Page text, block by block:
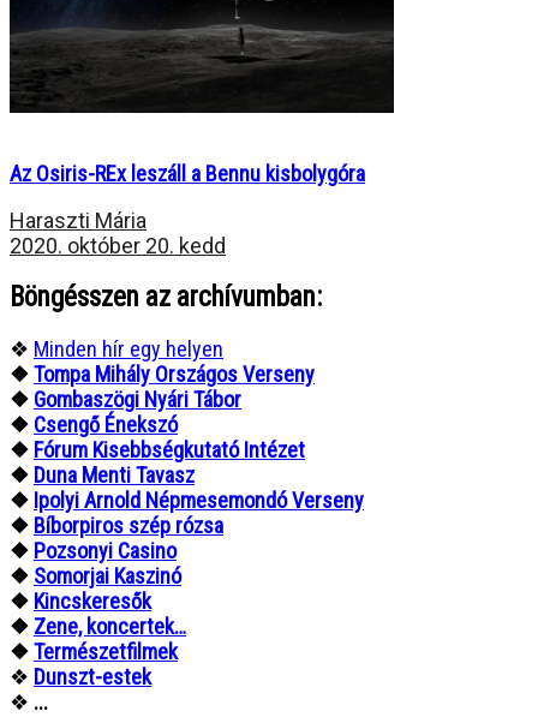
Az Osiris-REx leszáll a Bennu kisbolygóra
Haraszti Mária
2020. október 20. kedd
Böngésszen az archívumban:
❖ Minden hír egy helyen
❖Tompa Mihály Országos Verseny
❖ Gombaszögi Nyári Tábor
❖ Csengő Énekszó
❖ Fórum Kisebbségkutató Intézet
❖ Duna Menti Tavasz
❖ Ipolyi Arnold Népmesemondó Verseny
❖ Bíborpiros szép rózsa
❖ Pozsonyi Casino
❖ Somorjai Kaszinó
❖ Kincskeresők
❖ Zene, koncertek…
❖Természetfilmek
❖ Dunszt-estek
❖ ...